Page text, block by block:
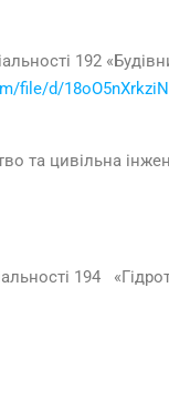
192
file/d/
та цивільна
194